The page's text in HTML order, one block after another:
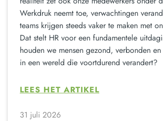
Werkdruk neemt toe, verwachtingen
teams krijgen steeds vaker te maken met
Dat stelt HR voor een fundamentele
houden we mensen gezond, verbonden
in een wereld die voortdurend verandert?
LEES HET ARTIKEL
31 juli 2026